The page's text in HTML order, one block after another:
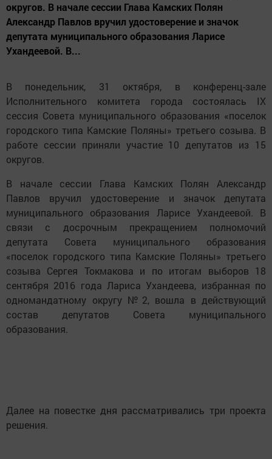
округов. В начале сессии Глава Камских Полян
Александр Павлов вручил удостоверение и значок
депутата муниципального образования Ларисе
Ухандеевой. В...
В понедельник, 31 октября, в конференц-зале
Исполнительного комитета города состоялась IX
сессия Совета муниципального образования «поселок
городского типа Камские Поляны» третьего созыва. В
работе сессии приняли участие 10 депутатов из 15
округов.
В начале сессии Глава Камских Полян Александр
Павлов вручил удостоверение и значок депутата
муниципального образования Ларисе Ухандеевой. В
связи с досрочным прекращением полномочий
депутата Совета муниципального образования
«поселок городского типа Камские Поляны» третьего
созыва Сергея Токмакова и по итогам выборов 18
сентября 2016 года Лариса Ухандеева, избранная по
одномандатному округу №2, вошла в действующий
состав депутатов Совета муниципального
образования.
Далее на повестке дня рассматривались три проекта
решения.